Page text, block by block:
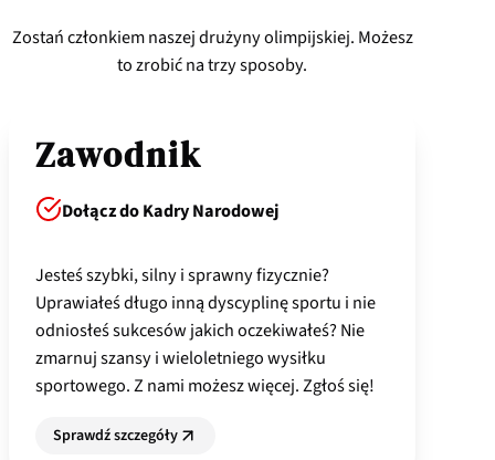
Zostań członkiem naszej drużyny olimpijskiej. Możesz
to zrobić na trzy sposoby.
Zawodnik
Dołącz do Kadry Narodowej
Jesteś szybki, silny i sprawny fizycznie?
Uprawiałeś długo inną dyscyplinę sportu i nie
odniosłeś sukcesów jakich oczekiwałeś? Nie
zmarnuj szansy i wieloletniego wysiłku
sportowego. Z nami możesz więcej. Zgłoś się!
Sprawdź szczegóły